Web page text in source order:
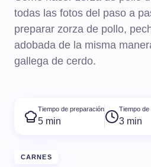
todas las fotos del paso a
preparar zorza de pollo,
adobada de la misma
gallega de cerdo.
Tiempo de preparación
5 min
Tiempo
3 min
CARNES